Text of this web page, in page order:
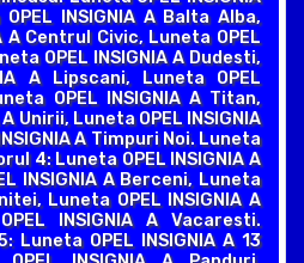
INSIGNIA A Balta Alba,
A Centrul Civic, Luneta OPEL
OPEL INSIGNIA A Dudesti,
A Lipscani, Luneta OPEL
OPEL INSIGNIA A Titan,
Unirii, Luneta OPEL INSIGNIA
A Timpuri Noi. Luneta
4: Luneta OPEL INSIGNIA A
INSIGNIA A Berceni, Luneta
Luneta OPEL INSIGNIA A
INSIGNIA A Vacaresti.
OPEL INSIGNIA A 13